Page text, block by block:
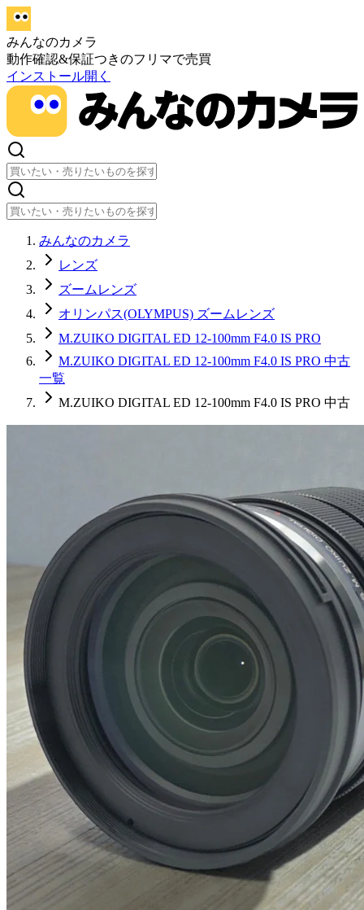
みんなのカメラ
動作確認&保証つきのフリマで売買
インストール開く
みんなのカメラ
レンズ
ズームレンズ
オリンパス(OLYMPUS) ズームレンズ
M.ZUIKO DIGITAL ED 12-100mm F4.0 IS PRO
M.ZUIKO DIGITAL ED 12-100mm F4.0 IS PRO 中古
一覧
M.ZUIKO DIGITAL ED 12-100mm F4.0 IS PRO 中古